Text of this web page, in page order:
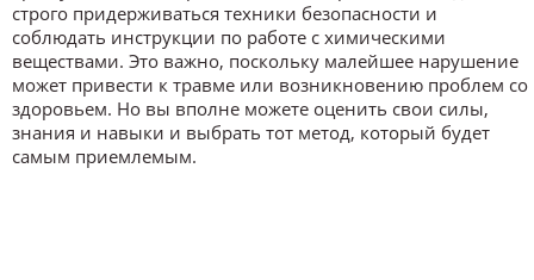
строго придерживаться техники безопасности и
соблюдать инструкции по работе с химическими
веществами. Это важно, поскольку малейшее нарушение
может привести к травме или возникновению проблем со
здоровьем. Но вы вполне можете оценить свои силы,
знания и навыки и выбрать тот метод, который будет
самым приемлемым.